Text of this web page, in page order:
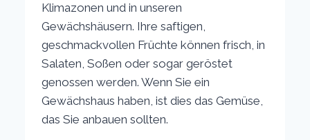
Klimazonen und in unseren
Gewächshäusern. Ihre saftigen,
geschmackvollen Früchte können frisch, in
Salaten, Soßen oder sogar geröstet
genossen werden. Wenn Sie ein
Gewächshaus haben, ist dies das Gemüse,
das Sie anbauen sollten.